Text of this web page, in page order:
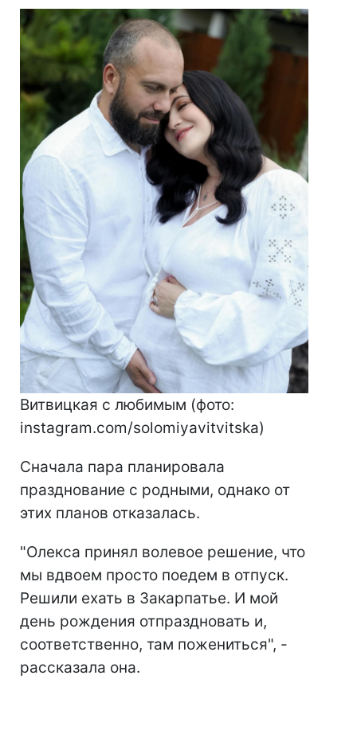
Витвицкая с любимым (фото:
instagram.com/solomiyavitvitska)
Сначала пара планировала
празднование с родными, однако от
этих планов отказалась.
"Олекса принял волевое решение, что
мы вдвоем просто поедем в отпуск.
Решили ехать в Закарпатье. И мой
день рождения отпраздновать и,
соответственно, там пожениться", -
рассказала она.